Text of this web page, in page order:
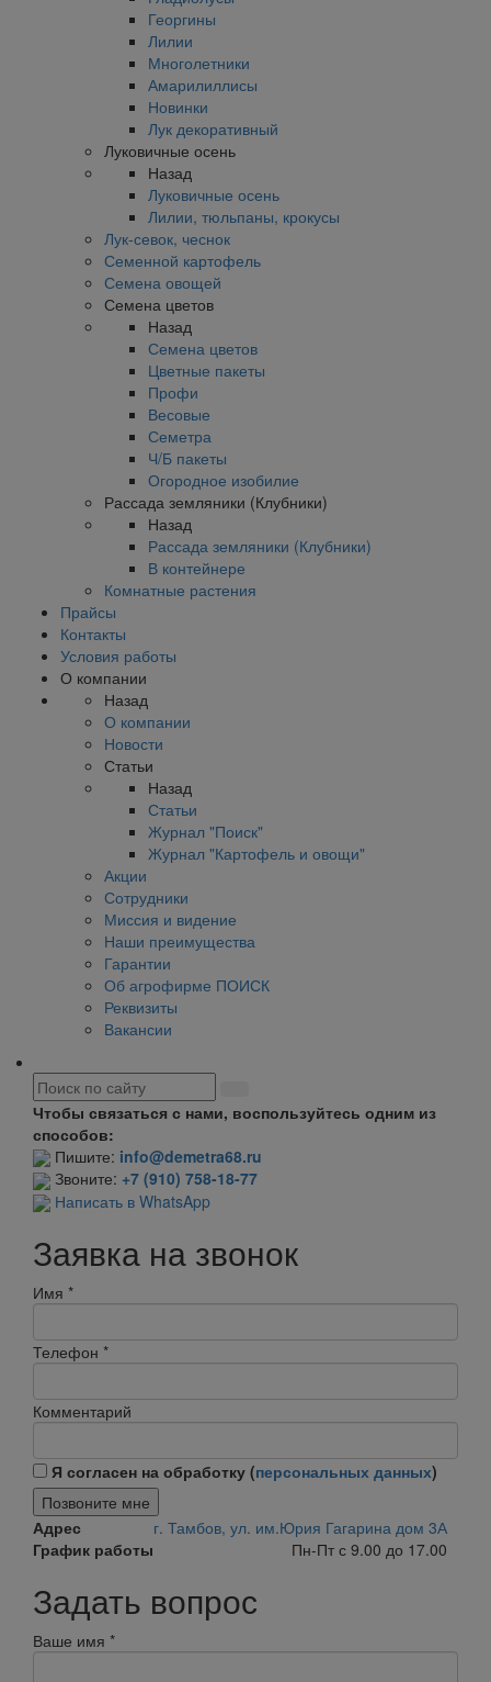
Георгины
Лилии
Многолетники
Амарилиллисы
Новинки
Лук декоративный
Луковичные осень
Назад
Луковичные осень
Лилии, тюльпаны, крокусы
Лук-севок, чеснок
Семенной картофель
Семена овощей
Семена цветов
Назад
Семена цветов
Цветные пакеты
Профи
Весовые
Семетра
Ч/Б пакеты
Огородное изобилие
Рассада земляники (Клубники)
Назад
Рассада земляники (Клубники)
В контейнере
Комнатные растения
Прайсы
Контакты
Условия работы
О компании
Назад
О компании
Новости
Статьи
Назад
Статьи
Журнал "Поиск"
Журнал "Картофель и овощи"
Акции
Сотрудники
Миссия и видение
Наши преимущества
Гарантии
Об агрофирме ПОИСК
Реквизиты
Вакансии
Чтобы связаться с нами, воспользуйтесь одним из
способов:
Пишите: info@demetra68.ru
Звоните: +7 (910) 758-18-77
Написать в WhatsApp
Заявка на звонок
Имя *
Телефон *
Комментарий
Я согласен на обработку (персональных данных)
Позвоните мне
Адрес
г. Тамбов, ул. им.Юрия Гагарина дом 3А
График работы
Пн-Пт с 9.00 до 17.00
Задать вопрос
Ваше имя *